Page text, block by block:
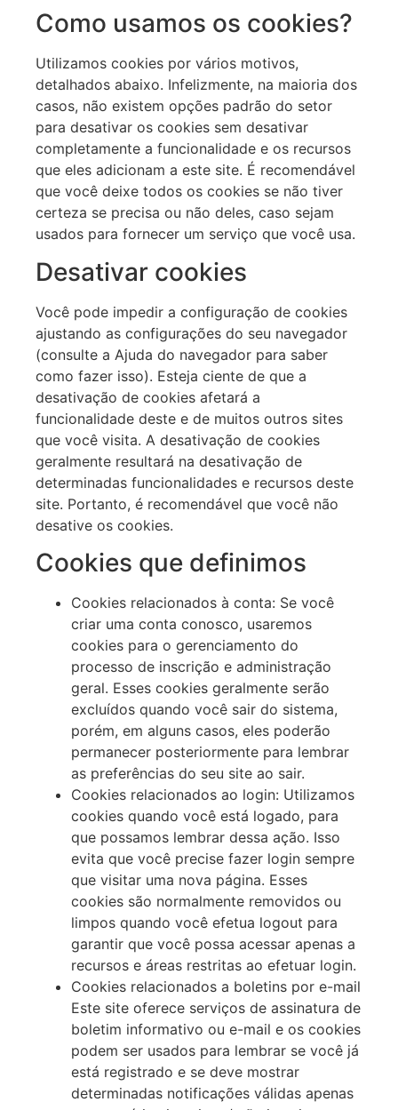
Como usamos os cookies?
Utilizamos cookies por vários motivos,
detalhados abaixo. Infelizmente, na maioria dos
casos, não existem opções padrão do setor
para desativar os cookies sem desativar
completamente a funcionalidade e os recursos
que eles adicionam a este site. É recomendável
que você deixe todos os cookies se não tiver
certeza se precisa ou não deles, caso sejam
usados para fornecer um serviço que você usa.
Desativar cookies
Você pode impedir a configuração de cookies
ajustando as configurações do seu navegador
(consulte a Ajuda do navegador para saber
como fazer isso). Esteja ciente de que a
desativação de cookies afetará a
funcionalidade deste e de muitos outros sites
que você visita. A desativação de cookies
geralmente resultará na desativação de
determinadas funcionalidades e recursos deste
site. Portanto, é recomendável que você não
desative os cookies.
Cookies que definimos
Cookies relacionados à conta: Se você
criar uma conta conosco, usaremos
cookies para o gerenciamento do
processo de inscrição e administração
geral. Esses cookies geralmente serão
excluídos quando você sair do sistema,
porém, em alguns casos, eles poderão
permanecer posteriormente para lembrar
as preferências do seu site ao sair.
Cookies relacionados ao login: Utilizamos
cookies quando você está logado, para
que possamos lembrar dessa ação. Isso
evita que você precise fazer login sempre
que visitar uma nova página. Esses
cookies são normalmente removidos ou
limpos quando você efetua logout para
garantir que você possa acessar apenas a
recursos e áreas restritas ao efetuar login.
Cookies relacionados a boletins por e-mail
Este site oferece serviços de assinatura de
boletim informativo ou e-mail e os cookies
podem ser usados para lembrar se você já
está registrado e se deve mostrar
determinadas notificações válidas apenas